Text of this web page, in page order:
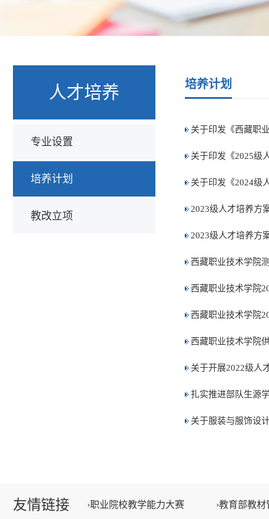
人才培养
专业设置
培养计划
教改立项
培养计划
关于印发《西藏职
关于印发《2025级
关于印发《2024级
2023级人才培养方
2023级人才培养方
西藏职业技术学院
西藏职业技术学院
西藏职业技术学院
西藏职业技术学院
关于开展2022级人
扎实推进部队生源
关于服装与服饰设
友情链接 ›职业院校教学能力大赛 ›教育部教